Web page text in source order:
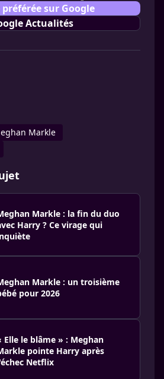
préférée sur Google
Actualités
Markle
Markle : la fin du duo
Harry ? Ce virage qui
Markle : un troisième
pour 2026
Elle le blâme » : Meghan
pointe Harry après
Netflix